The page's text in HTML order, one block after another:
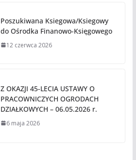
Poszukiwana Ksiegowa/Ksiegowy
do Ośrodka Finanowo-Księgowego
12 czerwca 2026
Z OKAZJI 45-LECIA USTAWY O
PRACOWNICZYCH OGRODACH
DZIAŁKOWYCH – 06.05.2026 r.
6 maja 2026